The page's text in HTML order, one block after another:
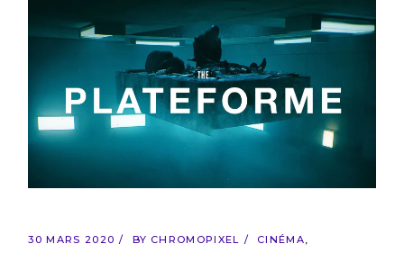
30 MARS 2020 BY CHROMOPIXEL
CINÉMA